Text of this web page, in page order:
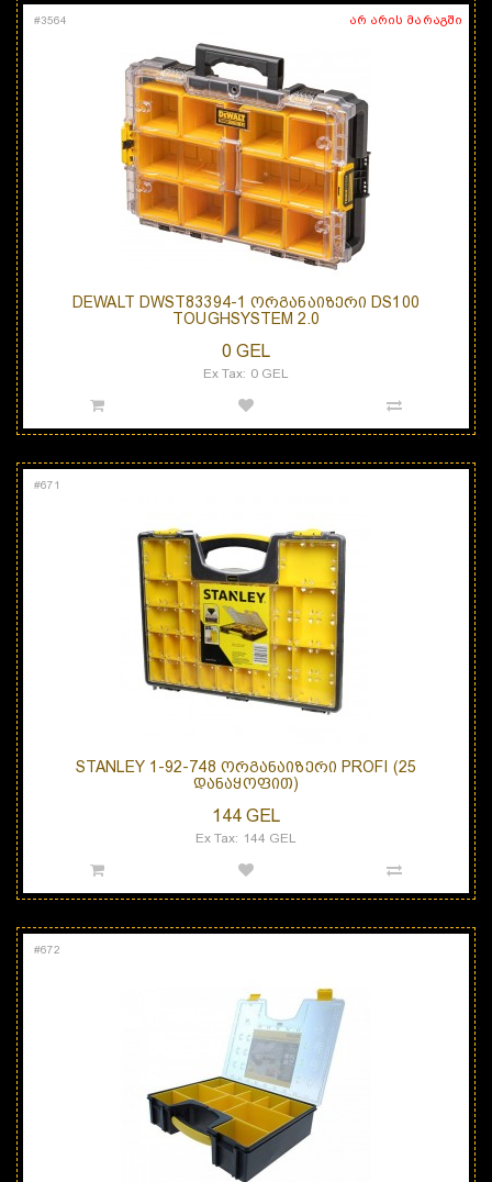
არ არის მარაგში
#3564
DEWALT DWST83394-1 ᲝᲠᲒᲐᲜᲐᲘᲖᲔᲠᲘ DS100
TOUGHSYSTEM 2.0
0 GEL
Ex Tax: 0 GEL
#671
STANLEY 1-92-748 ᲝᲠᲒᲐᲜᲐᲘᲖᲔᲠᲘ PROFI (25
ᲓᲐᲜᲐᲧᲝᲤᲘᲗ)
144 GEL
Ex Tax: 144 GEL
#672